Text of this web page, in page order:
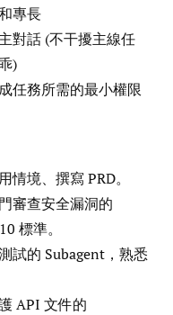
專長
對話 (不干擾主線任
)
任務所需的最小權限
情境、撰寫 PRD。
審查安全漏洞的
標準。
試的 Subagent，熟悉
API 文件的